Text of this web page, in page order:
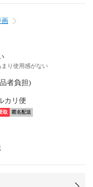
画
り使用感がない
者負担)
カリ便
取 匿名配送